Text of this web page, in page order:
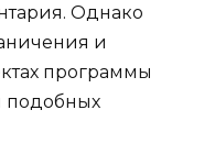
Однако
и
программы
подобных